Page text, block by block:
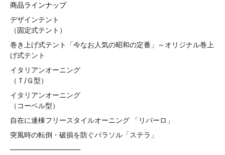
商品ラインナップ
デザインテント
（固定式テント）
巻き上げ式テント「今なお人気の昭和の定番」～オリジナル巻上
げ式テント
イタリアンオーニング
（Ｔ/Ｇ型）
イタリアンオーニング
（コーベル型）
自在に連棟フリースタイルオーニング 「リパーロ」
突風時の転倒・破損を防ぐパラソル「ステラ」
——————————